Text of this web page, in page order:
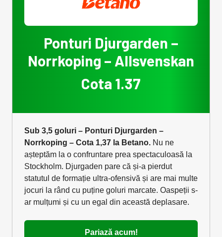
Ponturi Djurgarden –
Norrkoping – Allsvenskan
Cota 1.37
Sub 3,5 goluri – Ponturi Djurgarden –
Norrkoping – Cota 1,37 la Betano. Nu ne
așteptăm la o confruntare prea spectaculoasă la
Stockholm. Djurgaden pare că și-a pierdut
statutul de formație ultra-ofensivă și are mai multe
jocuri la rând cu puține goluri marcate. Oaspeții s-
ar mulțumi și cu un egal din această deplasare.
Pariază acum!